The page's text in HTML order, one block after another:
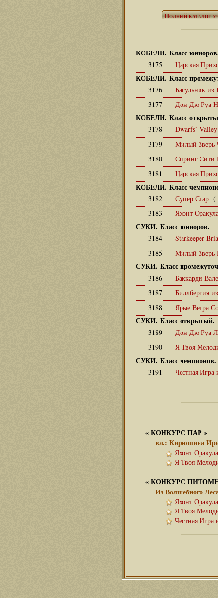
КОБЕЛИ. Класс
3175. Царская
КОБЕЛИ. Класс
3176. Багульник
3177. Дон Дю Руа
КОБЕЛИ. Класс
3178. Dwarfs`
3179. Милый Зверь
3180. Спринг Сити
3181. Царская
КОБЕЛИ. Класс
3182. Супер Стар (
3183. Яхонт
СУКИ. Класс юниоров.
3184. Starkeeper
3185. Милый
СУКИ. Класс
3186. Баккарди
3187. Биллбергия
3188. Ярые Ветра
СУКИ. Класс открытый.
3189. Дон Дю Руа
3190. Я Твоя
СУКИ. Класс чемпионов.
3191. Честная
«КОНКУРС ПАР »
вл.: Кирюшина
Яхонт
Я Твоя
«КОНКУРС
Из Волшебного
Яхонт
Я Твоя
Честная Игра